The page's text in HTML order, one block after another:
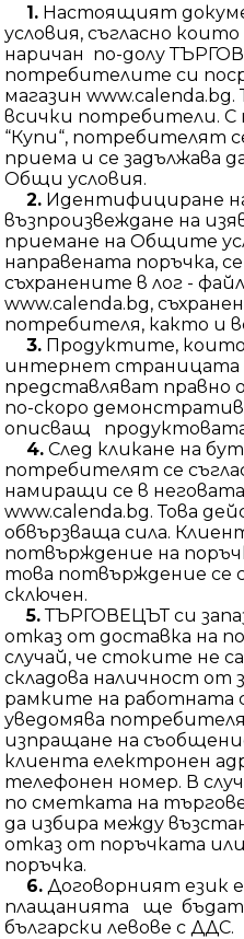
1. Настоящият
условия, съгласно
наричан по-долу
потребителите си
магазин
всички потребители. С
“Купи“, потребителят
приема и се задължава
Общи условия.
2. Идентифициране
възпроизвеждане на
приемане на Общите
направената поръчка,
съхранените в лог -
www.calenda.bg,
потребителя, както и
3. Продуктите,
интернет страницата
представляват правно
по-скоро
описващ
4. След кликане на
потребителят се
намиращи се в неговата
www.calenda.bg. Това
обвързваща сила.
потвърждение на
това потвърждение се
сключен.
5.ТЪРГОВЕЦЪТ си
отказ от доставка на
случай, че стоките не
складова наличност от
рамките на работната
уведомява
изпращане на
клиента електронен
телефонен номер. В
по сметката на
да избира между
отказ от поръчката
поръчка.
6. Договорният език е
плащанията ще
български левове с ДДС.